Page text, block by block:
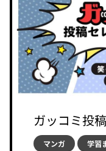
ガッコミ投
マンガ 学習